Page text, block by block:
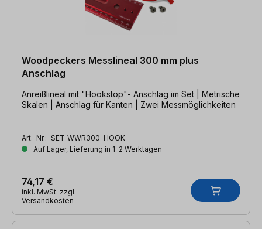
Woodpeckers Messlineal 300 mm plus
Anschlag
Anreißlineal mit "Hookstop"- Anschlag im Set | Metrische
Skalen | Anschlag für Kanten | Zwei Messmöglichkeiten
Art.-Nr.: SET-WWR300-HOOK
Auf Lager, Lieferung in 1-2 Werktagen
74,17 €
inkl. MwSt. zzgl.
Versandkosten